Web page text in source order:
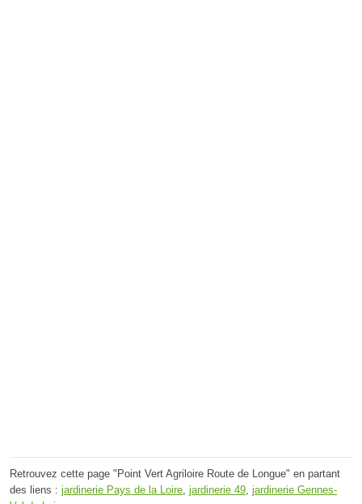
Retrouvez cette page "Point Vert Agriloire Route de Longue" en partant
des liens : jardinerie Pays de la Loire, jardinerie 49, jardinerie Gennes-